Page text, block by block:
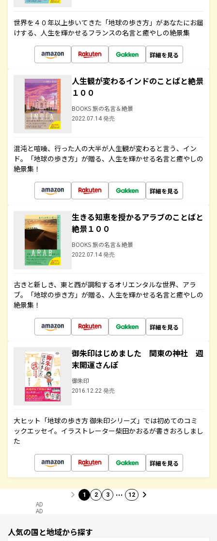
世界を４０年以上歩いてきた「地球の歩き方」があなたにお届
けする、人生を輝かせるフランスの名言と癒やしの絶景集
詳細を見る
人生観が変わるインドのことばと絶景
１００
BOOKS 旅の名言＆絶景
2022.07.14 発売
混沌と喧噪、行った人の大半が人生観が変わると言う、イン
ド。「地球の歩き方」が贈る、人生を輝かせる名言と癒やしの
絶景集！
詳細を見る
生きる知恵を授かるアラブのことばと
絶景１００
BOOKS 旅の名言＆絶景
2022.07.14 発売
古きと新しき、東と西が調和するオリエンタルな世界、アラ
ブ。「地球の歩き方」が贈る、人生を輝かせる名言と癒やしの
絶景集！
詳細を見る
御朱印はじめました 関東の神社 週
末開運さんぽ
御朱印
2016.12.22 発売
大ヒット「地球の歩き方 御朱印シリーズ」では初めてのコミ
ックエッセイ。イラストレーター柴田かおるが書きおろしまし
た
詳細を見る
1 2 3 … 12
AD
AD
人気の国と地域から探す